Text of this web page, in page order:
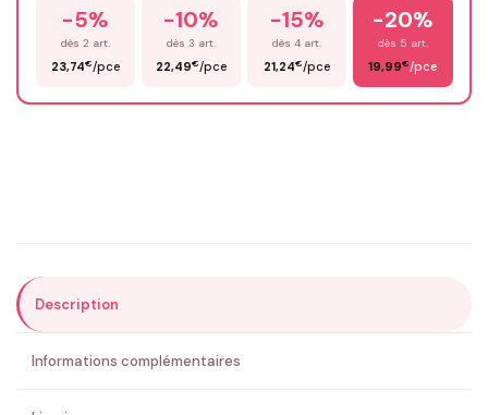
Prénom*
ENVOYER MA DEMANDE ✨
💚 Retour sous 24-48h🇫🇷 Flocage en France✅ Validation avant fabrication
-5%
dès 2 art.
23,74€/pce
-10%
dès 3 art.
22,49€/pce
-15%
dès 4 art.
21,24€/pce
-20%
dès 5 art.
19,99€/pce
Description
Informations complémentaires